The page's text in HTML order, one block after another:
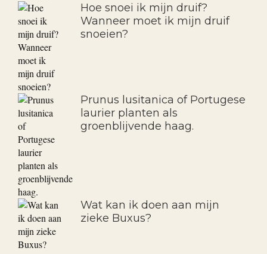
Hoe snoei ik mijn druif?
Wanneer moet ik mijn druif
snoeien?
Prunus lusitanica of Portugese
laurier planten als
groenblijvende haag.
Wat kan ik doen aan mijn
zieke Buxus?